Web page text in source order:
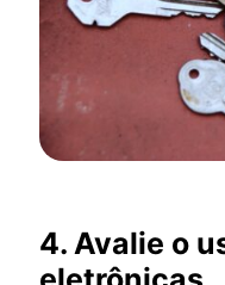
4. Avalie o